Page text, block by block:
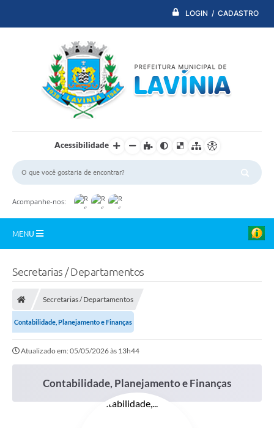
LOGIN / CADASTRO
Acessibilidade
Acompanhe-nos:
MENU
PDTI
Administração
Conselhos de Educação
Secretarias / Departamentos
Secretarias / Departamentos
Contabilidade, Planejamento e Finanças
Atualizado em: 05/05/2026 às 13h44
Contabilidade, Planejamento e Finanças